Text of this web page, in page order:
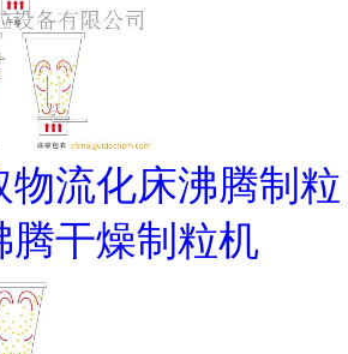
物流化床沸腾制粒
腾干燥制粒机